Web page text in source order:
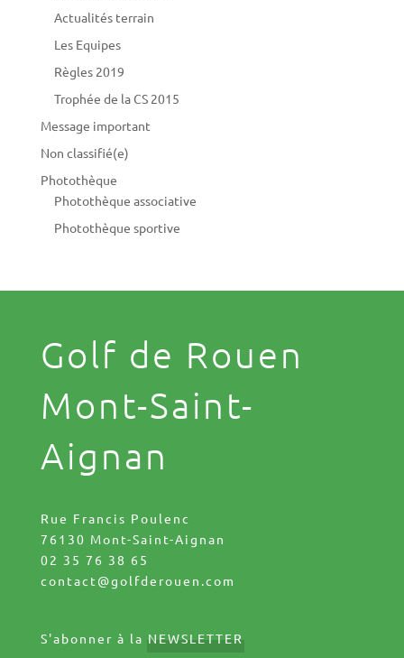
Actualités terrain
Les Equipes
Règles 2019
Trophée de la CS 2015
Message important
Non classifié(e)
Photothèque
Photothèque associative
Photothèque sportive
Golf de Rouen
Mont-Saint-
Aignan
Rue Francis Poulenc
76130 Mont-Saint-Aignan
02 35 76 38 65
contact@golfderouen.com
S'abonner à la NEWSLETTER